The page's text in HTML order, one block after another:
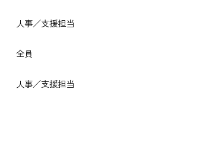
人事／支援担当
全員
人事／支援担当